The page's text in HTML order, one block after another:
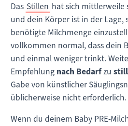
Das Stillen hat sich mittlerweile
und dein Körper ist in der Lage,
benötigte Milchmenge
vollkommen normal, dass dein
und einmal weniger trinkt.
Empfehlung nach Bedarfzu
Gabe von künstlicher
üblicherweise nicht erforderlich.
Wenn du deinem Baby PRE-